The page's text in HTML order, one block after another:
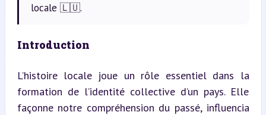
locale 🇱🇺.
Introduction
L’histoire locale joue un rôle essentiel dans la
formation de l’identité collective d’un pays. Elle
façonne notre compréhension du passé, influencia